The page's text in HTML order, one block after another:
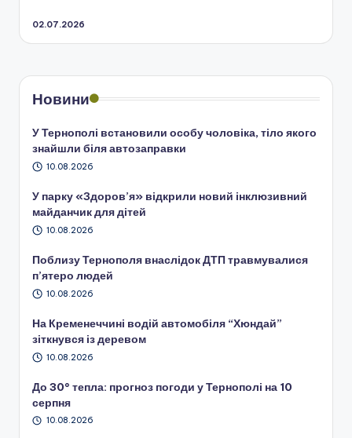
02.07.2026
Новини
У Тернополі встановили особу чоловіка, тіло якого
знайшли біля автозаправки
10.08.2026
У парку «Здоров’я» відкрили новий інклюзивний
майданчик для дітей
10.08.2026
Поблизу Тернополя внаслідок ДТП травмувалися
п’ятеро людей
10.08.2026
На Кременеччині водій автомобіля “Хюндай”
зіткнувся із деревом
10.08.2026
До 30° тепла: прогноз погоди у Тернополі на 10
серпня
10.08.2026